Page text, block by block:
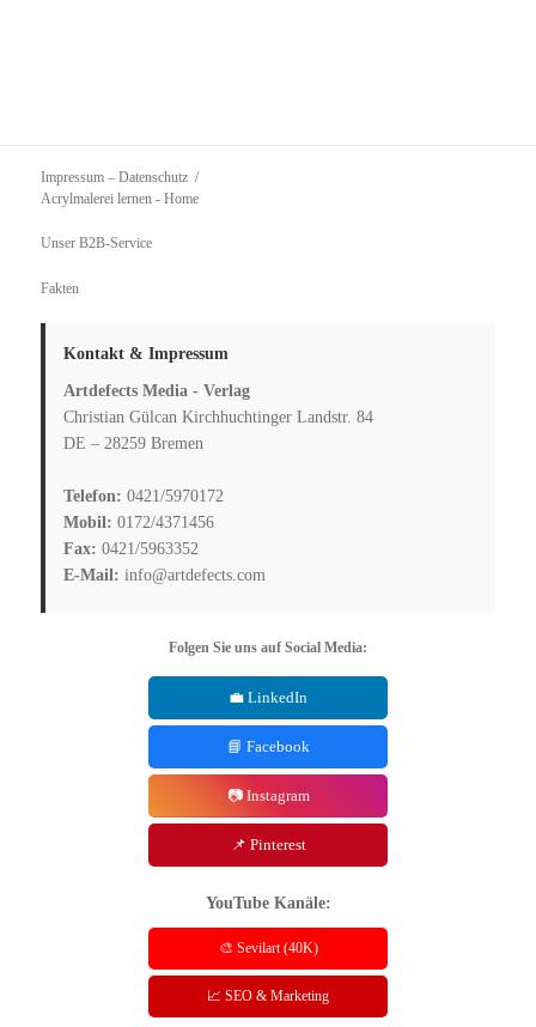
Impressum – Datenschutz
Acrylmalerei lernen - Home
Unser B2B-Service
Fakten
Kontakt & Impressum
Artdefects Media - Verlag
Christian Gülcan Kirchhuchtinger Landstr. 84
DE – 28259 Bremen
Telefon: 0421/5970172
Mobil: 0172/4371456
Fax: 0421/5963352
E-Mail: info@artdefects.com
Folgen Sie uns auf Social Media:
💼 LinkedIn
📘 Facebook
📷 Instagram
📌 Pinterest
YouTube Kanäle:
🎨 Sevilart (40K)
📈 SEO & Marketing